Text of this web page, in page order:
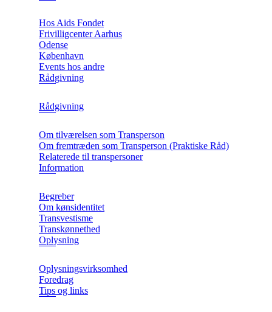
Hos Aids Fondet
Frivilligcenter Aarhus
Odense
København
Events hos andre
Rådgivning
Rådgivning
Om tilværelsen som Transperson
Om fremtræden som Transperson (Praktiske Råd)
Relaterede til transpersoner
Information
Begreber
Om kønsidentitet
Transvestisme
Transkønnethed
Oplysning
Oplysningsvirksomhed
Foredrag
Tips og links